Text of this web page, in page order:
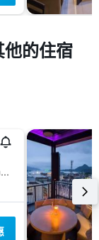
的住宿
Brgy. 63 Corner Real Manga Sagkahan, 塔克洛班市, 菲律賓